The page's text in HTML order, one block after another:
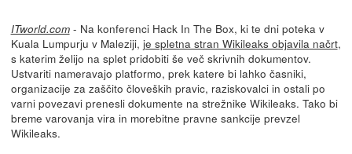
ITworld.com- Na konferenci Hack In The Box, ki te dni poteka v
Kuala Lumpurju v Maleziji, je spletna stran Wikileaks objavila načrt,
s katerim želijo na splet pridobiti še več skrivnih dokumentov.
Ustvariti nameravajo platformo, prek katere bi lahko časniki,
organizacije za zaščito človeških pravic, raziskovalci in ostali po
varni povezavi prenesli dokumente na strežnike Wikileaks. Tako bi
breme varovanja vira in morebitne pravne sankcije prevzel
Wikileaks.